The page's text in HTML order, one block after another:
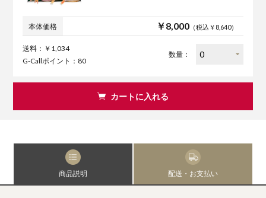
本体価格 ￥8,000（税込￥8,640）
送料：￥1,034
G-Callポイント：80
数量：
カートに入れる
商品説明 配送・お支払い